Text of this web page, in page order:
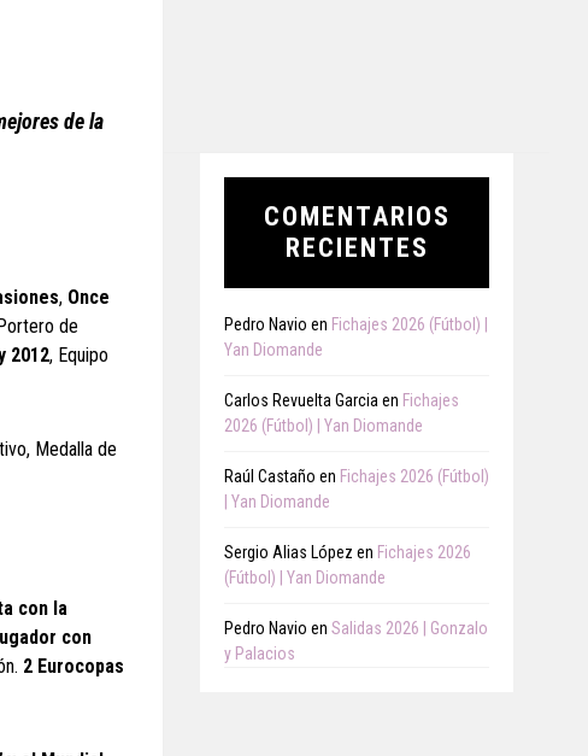
de la
, Once
de
2012, Equipo
Medalla de
con la
con
2 Eurocopas
COMENTARIOS
RECIENTES
Pedro Navio en Fichajes 2026 (Fútbol) |
Yan Diomande
Carlos Revuelta Garcia en Fichajes
2026 (Fútbol) | Yan Diomande
Raúl Castaño en Fichajes 2026 (Fútbol)
| Yan Diomande
Sergio Alias López en Fichajes 2026
(Fútbol) | Yan Diomande
Pedro Navio en Salidas 2026 | Gonzalo
y Palacios